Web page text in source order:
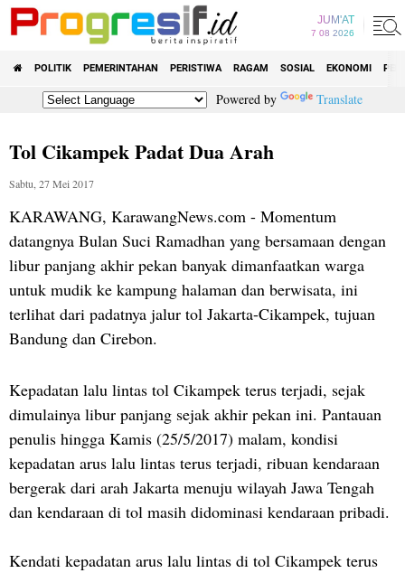
JUM'AT
7 08 2026
POLITIK PEMERINTAHAN PERISTIWA RAGAM SOSIAL EKONOMI
Powered by Translate
Tol Cikampek Padat Dua Arah
Sabtu, 27 Mei 2017
KARAWANG, KarawangNews.com - Momentum
datangnya Bulan Suci Ramadhan yang bersamaan dengan
libur panjang akhir pekan banyak dimanfaatkan warga
untuk mudik ke kampung halaman dan berwisata, ini
terlihat dari padatnya jalur tol Jakarta-Cikampek, tujuan
Bandung dan Cirebon.
Kepadatan lalu lintas tol Cikampek terus terjadi, sejak
dimulainya libur panjang sejak akhir pekan ini. Pantauan
penulis hingga Kamis (25/5/2017) malam, kondisi
kepadatan arus lalu lintas terus terjadi, ribuan kendaraan
bergerak dari arah Jakarta menuju wilayah Jawa Tengah
dan kendaraan di tol masih didominasi kendaraan pribadi.
Kendati kepadatan arus lalu lintas di tol Cikampek terus